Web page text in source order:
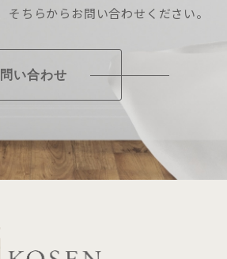
そちらからお問い合わせください。
い合わせ